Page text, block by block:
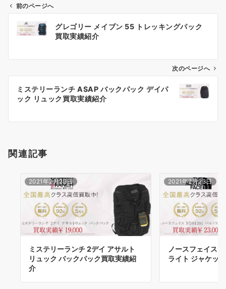
ビ
ン
前のページへ
グレゴリー メイブン 55 トレッキングパック
買取実績紹介
次のページへ
ミステリーランチ ASAP バックパック デイパ
ック リュック買取実績紹介
関連記事
2021年2月23日
ミステリーランチ 2デイ アサルト
リュック バックパック買取実績紹
介
2021年2月23日
ノースフェイス
ライト ジャケッ